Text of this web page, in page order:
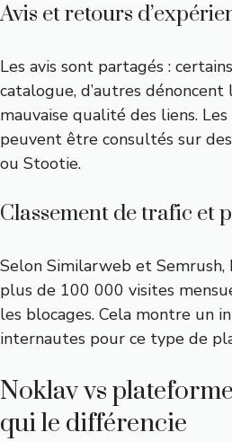
Avis et retours
Les avis sont partagés :
catalogue, d’autres
mauvaise qualité des liens.
peuvent être consultés sur
ou Stootie.
Classement de trafic et
Selon Similarweb et Semrush,
plus de 100 000 visites
les blocages. Cela montre un
internautes pour ce type de
Noklav vs
qui le différencie